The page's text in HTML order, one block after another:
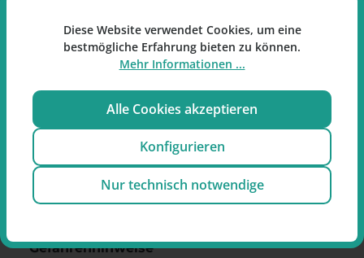
REACH-Verordnung
Symbole
GHS06 - Totenkopf mit gekreuzten
Knochen: Toxizität
Gefahrenhinweise
Diese Website verwendet Cookies, um eine
bestmögliche Erfahrung bieten zu können.
Mehr Informationen ...
Alle Cookies akzeptieren
Konfigurieren
Nur technisch notwendige